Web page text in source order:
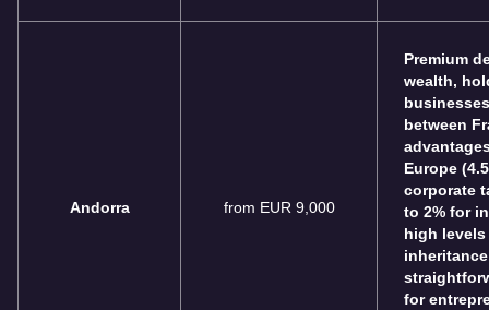
Andorra from EUR 9,000
Premium
wealth,
between
Europe
corporate
to 2% for
high
for